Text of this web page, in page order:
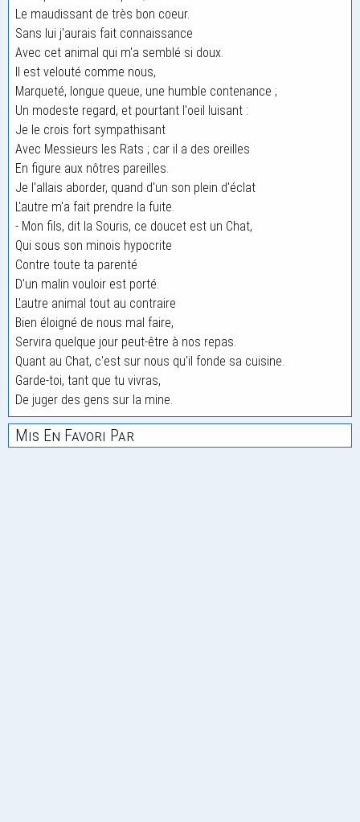
Le maudissant de très bon coeur.
Sans lui j'aurais fait connaissance
Avec cet animal qui m'a semblé si doux.
Il est velouté comme nous,
Marqueté, longue queue, une humble contenance ;
Un modeste regard, et pourtant l'oeil luisant :
Je le crois fort sympathisant
Avec Messieurs les Rats ; car il a des oreilles
En figure aux nôtres pareilles.
Je l'allais aborder, quand d'un son plein d'éclat
L'autre m'a fait prendre la fuite.
- Mon fils, dit la Souris, ce doucet est un Chat,
Qui sous son minois hypocrite
Contre toute ta parenté
D'un malin vouloir est porté.
L'autre animal tout au contraire
Bien éloigné de nous mal faire,
Servira quelque jour peut-être à nos repas.
Quant au Chat, c'est sur nous qu'il fonde sa cuisine.
Garde-toi, tant que tu vivras,
De juger des gens sur la mine.
Mis En Favori Par